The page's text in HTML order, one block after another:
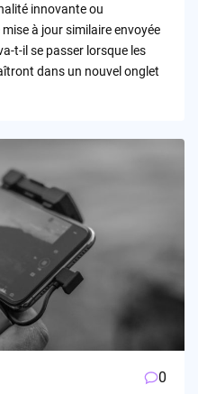
innovante ou
à jour similaire envoyée
t-il se passer lorsque les
dans un nouvel onglet
0